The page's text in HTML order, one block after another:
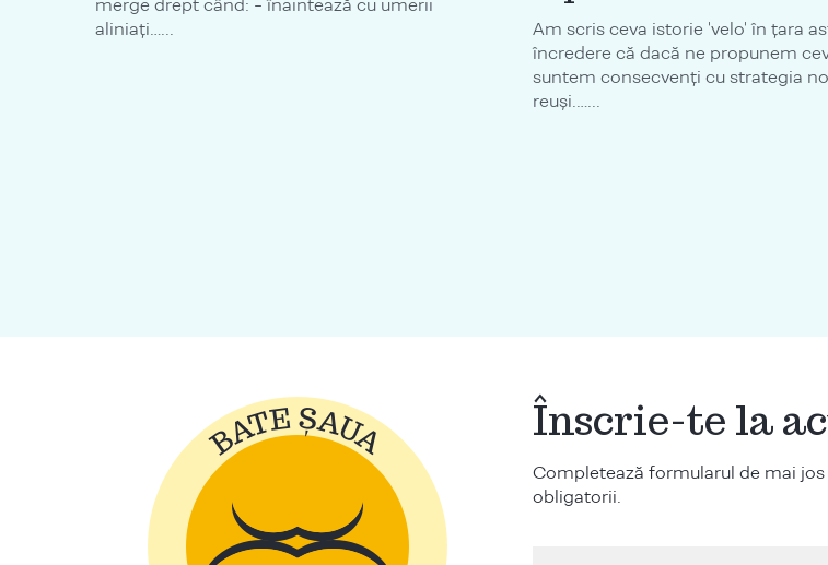
merge drept când: - înaintează cu umerii
aliniați…...
Am scris ceva istorie 'velo' în țara
încredere că dacă ne propunem
suntem consecvenți cu strategia
reuși.…...
Înscrie-te la
Completează formularul de mai
obligatorii.